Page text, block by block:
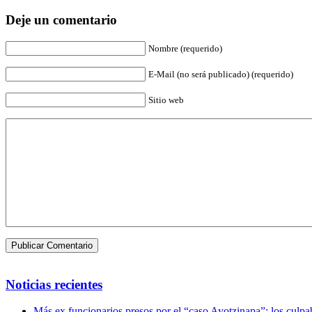
Deje un comentario
Nombre (requerido)
E-Mail (no será publicado) (requerido)
Sitio web
Noticias recientes